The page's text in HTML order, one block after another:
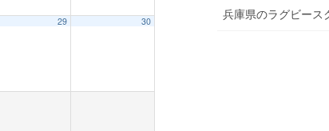
29 30
兵庫県のラグビース